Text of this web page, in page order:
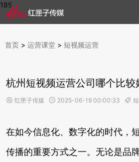
185
首页 > 运营课堂 > 短视频运营
杭州短视频运营公司哪个比较
 红匣子传媒  2025-06-19 00:00:33 
在如今信息化、数字化的时代，
传播的重要方式之一。无论是品